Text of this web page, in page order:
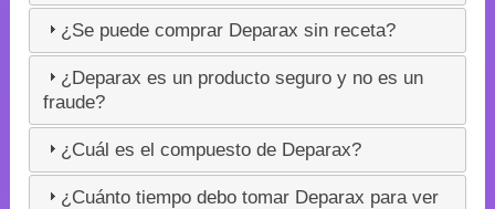
¿Se puede comprar Deparax sin receta?
¿Deparax es un producto seguro y no es un
fraude?
¿Cuál es el compuesto de Deparax?
¿Cuánto tiempo debo tomar Deparax para ver